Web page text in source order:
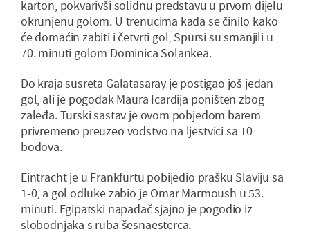
karton, pokvarivši solidnu predstavu u prvom dijelu
okrunjenu golom. U trenucima kada se činilo kako
će domaćin zabiti i četvrti gol, Spursi su smanjili u
70. minuti golom Dominica Solankea.
Do kraja susreta Galatasaray je postigao još jedan
gol, ali je pogodak Maura Icardija poništen zbog
zaleđa. Turski sastav je ovom pobjedom barem
privremeno preuzeo vodstvo na ljestvici sa 10
bodova.
Eintracht je u Frankfurtu pobijedio prašku Slaviju sa
1-0, a gol odluke zabio je Omar Marmoush u 53.
minuti. Egipatski napadač sjajno je pogodio iz
slobodnjaka s ruba šesnaesterca.